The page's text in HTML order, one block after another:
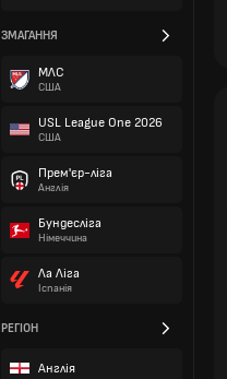
ЗМАГАННЯ
МЛС
США
USL League One 2026
США
Прем'єр-ліга
Англія
Бундесліга
Німеччина
Ла Ліга
Іспанія
РЕГІОН
Англія